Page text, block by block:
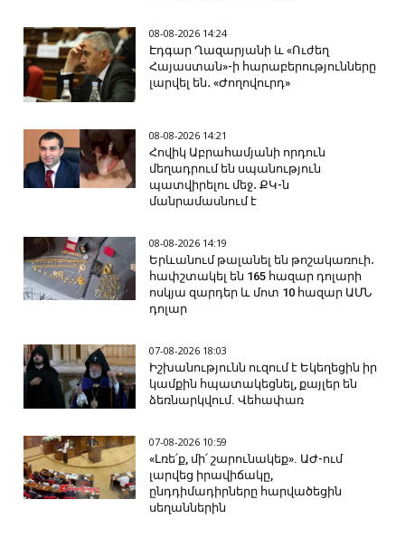
08-08-2026 14:24
Էդգար Ղազարյանի և «Ուժեղ
Հայաստան»-ի հարաբերությունները
լարվել են․ «Ժողովուրդ»
08-08-2026 14:21
Հովիկ Աբրահամյանի որդուն
մեղադրում են սպանություն
պատվիրելու մեջ․ ՔԿ-ն
մանրամասնում է
08-08-2026 14:19
Երևանում թալանել են թոշակառուի․
հափշտակել են 165 հազար դոլարի
ոսկյա զարդեր և մոտ 10 հազար ԱՄՆ
դոլար
07-08-2026 18:03
Իշխանությունն ուզում է Եկեղեցին իր
կամքին հպատակեցնել, քայլեր են
ձեռնարկվում. Վեհափառ
07-08-2026 10:59
«Լռե՛ք, մի՛ շարունակեք». ԱԺ-ում
լարվեց իրավիճակը,
ընդդիմադիրները հարվածեցին
սեղաններին